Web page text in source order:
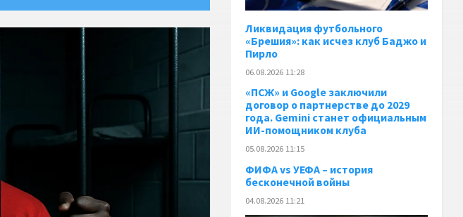
Ликвидация футбольного
«Брешия»: как исчез клуб Баджо и
Пирло
06.08.2026 11:28
«ПСЖ» и Google заключили
договор о партнерстве до 2029
года. Gemini станет официальным
ИИ-помощником клуба
05.08.2026 11:15
ФИФА vs УЕФА – история
бесконечной войны
04.08.2026 11:21